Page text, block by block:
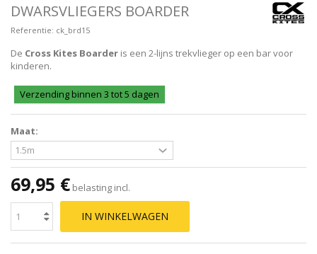
DWARSVLIEGERS BOARDER
Referentie: ck_brd15
De Cross Kites Boarder is een 2-lijns trekvlieger op een bar voor
kinderen.
Verzending binnen 3 tot 5 dagen
Maat:
69,95 € belasting incl.
IN WINKELWAGEN